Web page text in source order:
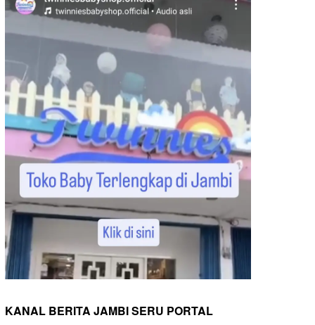
KANAL BERITA JAMBI SERU PORTAL